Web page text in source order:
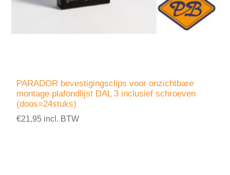
PARADOR bevestigingsclips voor onzichtbare
montage plafondlijst DAL 3 inclusief schroeven
(doos=24stuks)
€21,95 incl. BTW